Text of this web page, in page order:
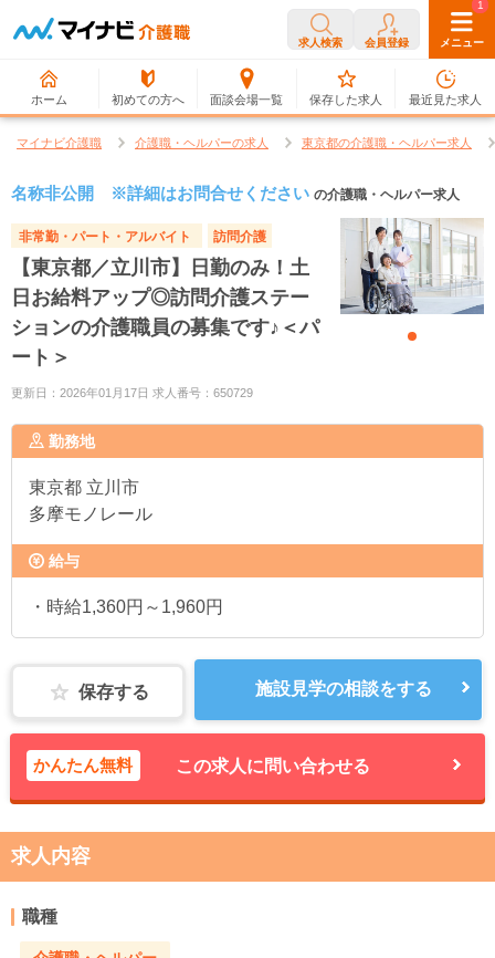
求人検索 会員登録 メニュー
ホーム 初めての方へ 面談会場一覧
0
保存した求人
1
最近見た求人
マイナビ介護職 介護職・ヘルパーの求人 東京都の介護職・ヘルパー求人
名称非公開 ※詳細はお問合せください の介護職・ヘルパー求人
非常勤・パート・アルバイト 訪問介護
【東京都／立川市】日勤のみ！土
日お給料アップ◎訪問介護ステー
ションの介護職員の募集です♪＜パ
ート＞
更新日：2026年01月17日 求人番号：650729
勤務地
東京都 立川市
多摩モノレール
給与
・時給1,360円～1,960円
保存する 施設見学の相談をする
かんたん無料 この求人に問い合わせる
求人内容
職種